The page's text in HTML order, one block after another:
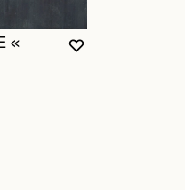
VOUS DEVEZ
FERMER LA
OUVRIR LA
«